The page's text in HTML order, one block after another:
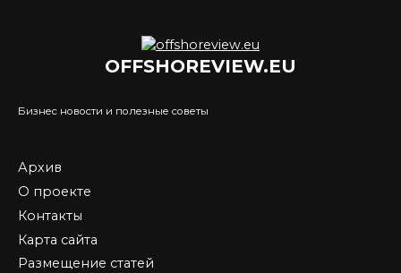
OFFSHOREVIEW.EU
Бизнес новости и полезные советы
Архив
О проекте
Контакты
Карта сайта
Размещение статей